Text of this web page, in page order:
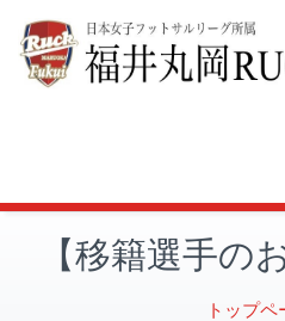
【移籍選手の
トップペ